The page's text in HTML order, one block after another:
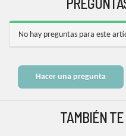
No hay preguntas para este
Hacer una pregunta
TAMBIÉN